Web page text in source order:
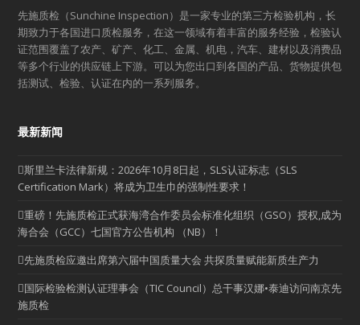
先施质检（Sunchine Inspection）是一家专业的第三方检验机构，长
期致力于各国进口质检服务，在这一领域有着丰富的服务经验，检验认
证范围覆盖了农产、矿产、化工、金属、机电，汽车、建材以及消费品
等多个行业的供应链上下游。可以为您出口到各国的产品、货物提供包
括测试、检验、认证在内的一系列服务。
最新新闻
斯里兰卡法律新规：2026年10月8日起，SLS认证标志（SLS
Certification Mark）将成为卫生巾的强制性要求！
重磅！先施质检正式获海湾合作委员会标准化组织（GSO）授权,成为
海合会（GCC）七国官方公告机构 （NB）！
先施质检应邀出席第六届中国质量大会 共探质量赋能新质生产力
国际检验检测认证理事会（TIC Council）总干事汉娜•泰迪访问南京先
施质检